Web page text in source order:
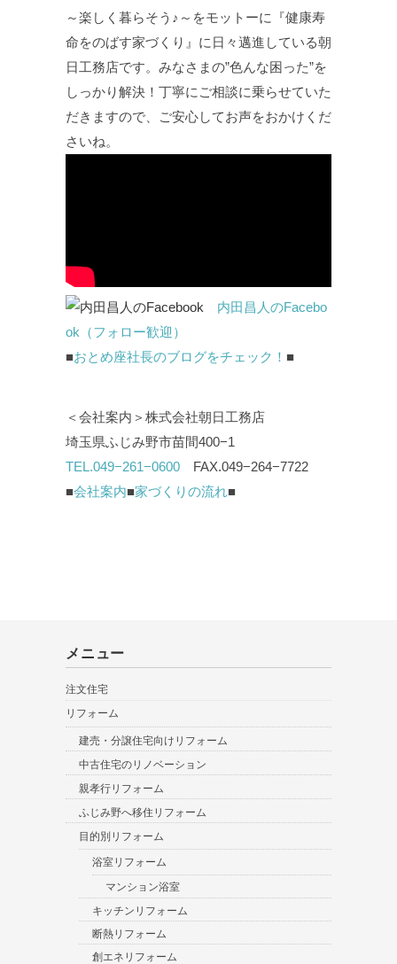
～楽しく暮らそう♪～をモットーに『健康寿
命をのばす家づくり』に日々邁進している朝
日工務店です。みなさまの”色んな困った”を
しっかり解決！丁寧にご相談に乗らせていた
だきますので、ご安心してお声をおかけくだ
さいね。
内田昌人のFacebo
ok（フォロー歓迎）
■おとめ座社長のブログをチェック！ ■
＜会社案内＞株式会社朝日工務店
埼玉県ふじみ野市苗間400−1
TEL.049−261−0600 FAX.049−264−7722
■会社案内■家づくりの流れ■
メニュー
注文住宅
リフォーム
建売・分譲住宅向けリフォーム
中古住宅のリノベーション
親孝行リフォーム
ふじみ野へ移住リフォーム
目的別リフォーム
浴室リフォーム
マンション浴室
キッチンリフォーム
断熱リフォーム
創エネリフォーム